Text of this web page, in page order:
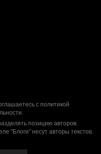
с политикой
.
позицию авторов.
"Блоги" несут авторы текстов.